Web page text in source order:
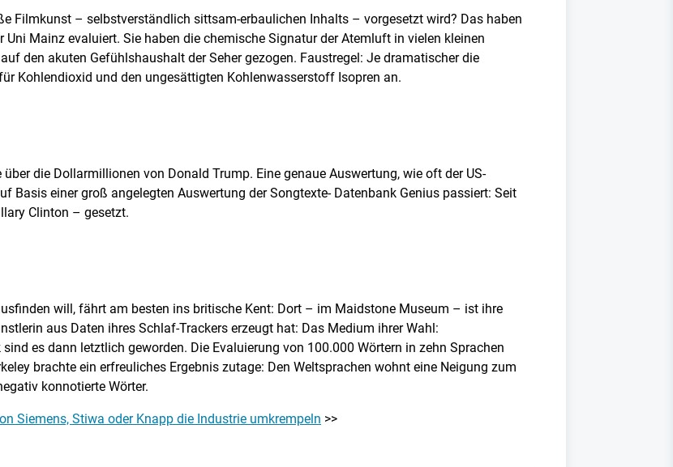
Filmkunst – selbstverständlich sittsam-erbaulichen Inhalts – vorgesetzt wird? Das haben
Uni Mainz evaluiert. Sie haben die chemische Signatur der Atemluft in vielen kleinen
den akuten Gefühlshaushalt der Seher gezogen. Faustregel: Je dramatischer die
Kohlendioxid und den ungesättigten Kohlenwasserstoff Isopren an.
die Dollarmillionen von Donald Trump. Eine genaue Auswertung, wie oft der US-
Basis einer groß angelegten Auswertung der Songtexte- Datenbank Genius passiert: Seit
Clinton – gesetzt.
will, fährt am besten ins britische Kent: Dort – im Maidstone Museum – ist ihre
aus Daten ihres Schlaf-Trackers erzeugt hat: Das Medium ihrer Wahl:
es dann letztlich geworden. Die Evaluierung von 100.000 Wörtern in zehn Sprachen
brachte ein erfreuliches Ergebnis zutage: Den Weltsprachen wohnt eine Neigung zum
konnotierte Wörter.
Siemens, Stiwa oder Knapp die Industrie umkrempeln >>